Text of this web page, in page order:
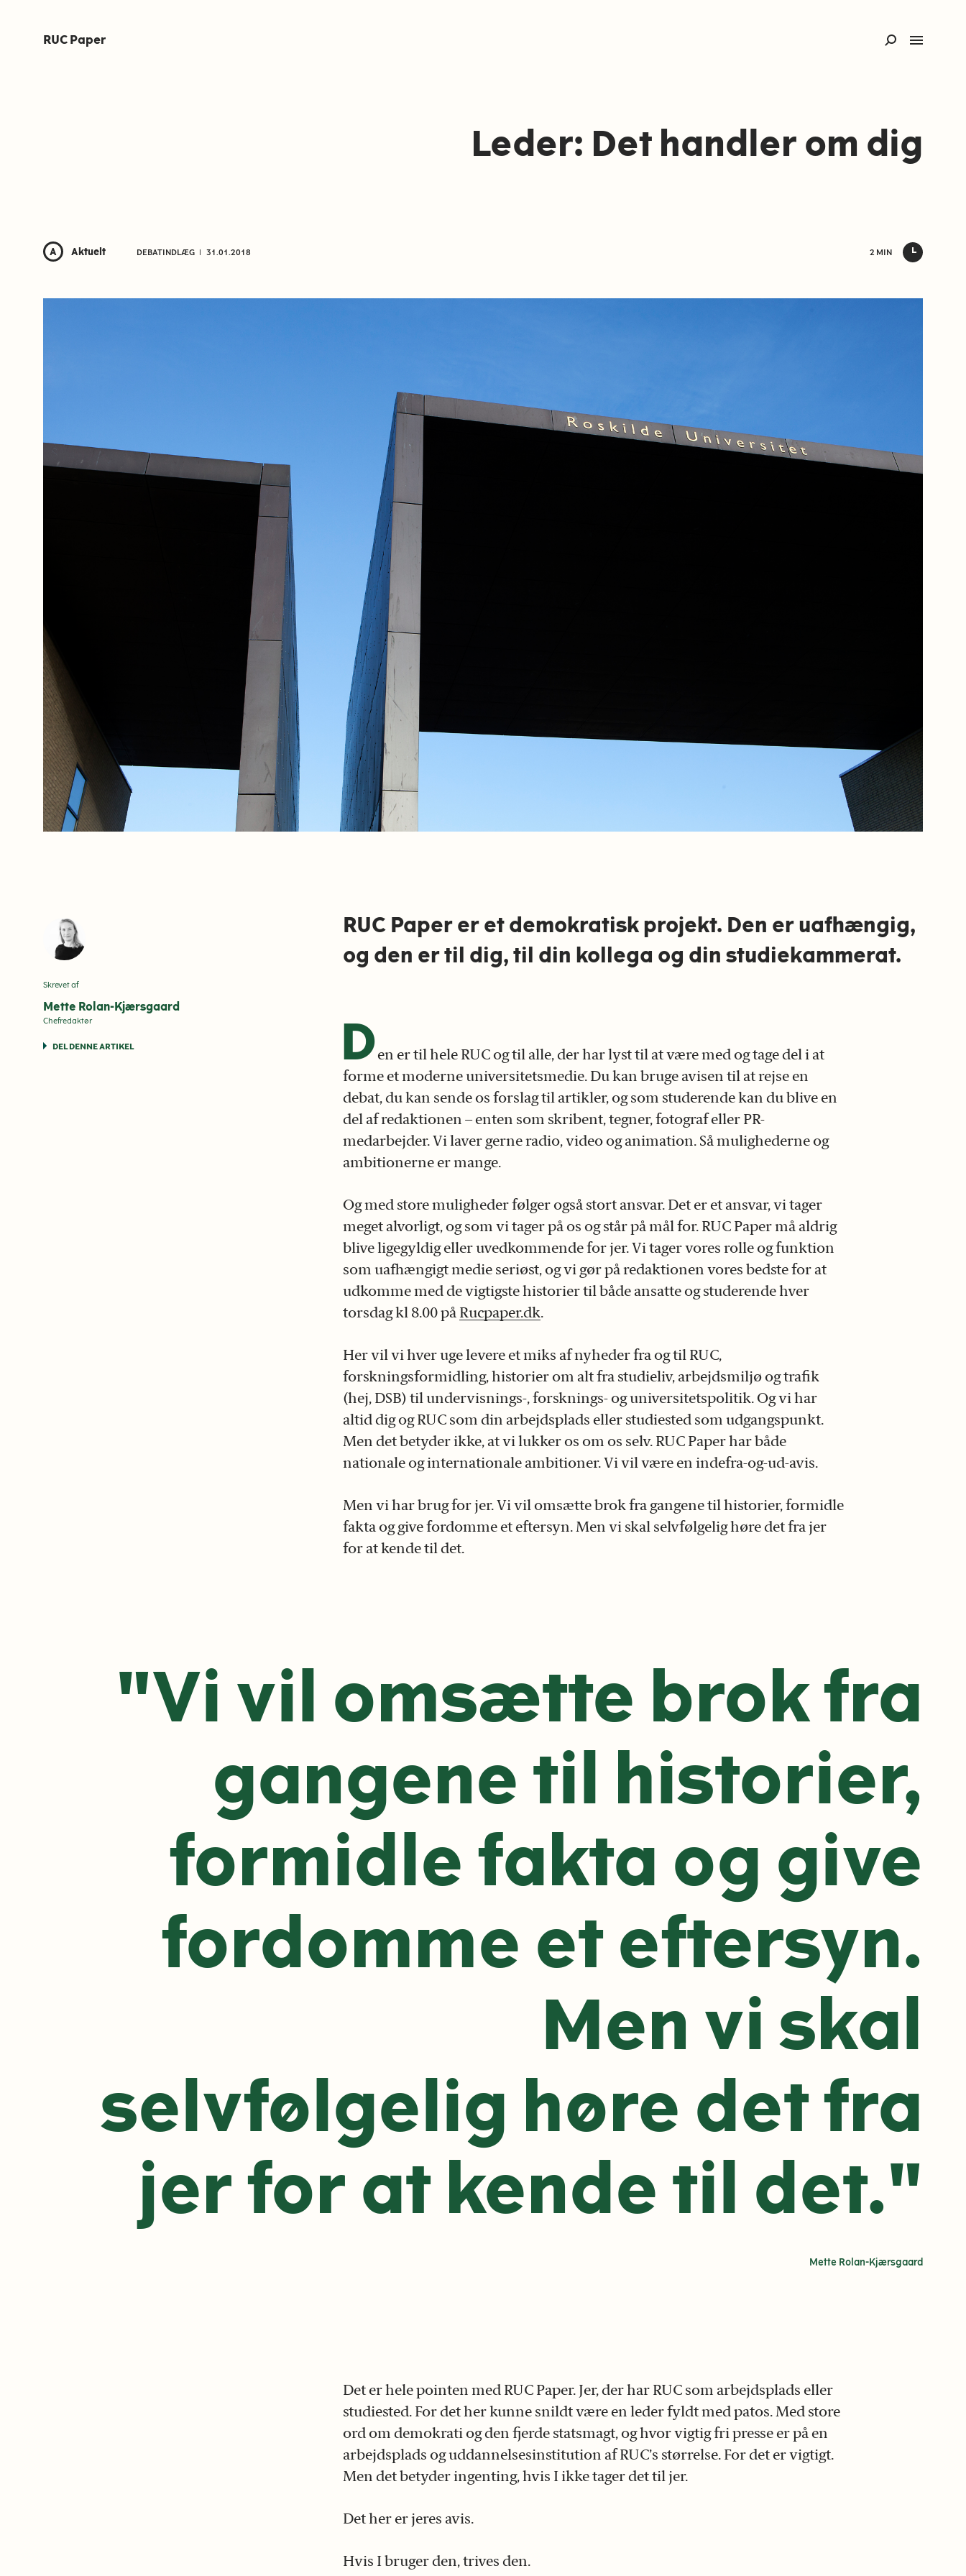
RUC Paper
Leder: Det handler om dig
A Aktuelt DEBATINDLÆG l 31.01.2018 2 MIN
RUC Paper er et demokratisk projekt. Den er uafhængig,
og den er til dig, til din kollega og din studiekammerat.
Skrevet af
Mette Rolan-Kjærsgaard
Chefredaktør
DEL DENNE ARTIKEL Den er til hele RUC og til alle, der har lyst til at være med og tage del i at
forme et moderne universitetsmedie. Du kan bruge avisen til at rejse en
debat, du kan sende os forslag til artikler, og som studerende kan du blive en
del af redaktionen ­– enten som skribent, tegner, fotograf eller PR-
medarbejder. Vi laver gerne radio, video og animation. Så mulighederne og
ambitionerne er mange.
Og med store muligheder følger også stort ansvar. Det er et ansvar, vi tager
meget alvorligt, og som vi tager på os og står på mål for. RUC Paper må aldrig
blive ligegyldig eller uvedkommende for jer. Vi tager vores rolle og funktion
som uafhængigt medie seriøst, og vi gør på redaktionen vores bedste for at
udkomme med de vigtigste historier til både ansatte og studerende hver
torsdag kl 8.00 på Rucpaper.dk.
Her vil vi hver uge levere et miks af nyheder fra og til RUC,
forskningsformidling, historier om alt fra studieliv, arbejdsmiljø og trafik
(hej, DSB) til undervisnings-, forsknings- og universitetspolitik. Og vi har
altid dig og RUC som din arbejdsplads eller studiested som udgangspunkt.
Men det betyder ikke, at vi lukker os om os selv. RUC Paper har både
nationale og internationale ambitioner. Vi vil være en indefra-og-ud-avis.
Men vi har brug for jer. Vi vil omsætte brok fra gangene til historier, formidle
fakta og give fordomme et eftersyn. Men vi skal selvfølgelig høre det fra jer
for at kende til det.
"Vi vil omsætte brok fra
gangene til historier,
formidle fakta og give
fordomme et eftersyn.
Men vi skal
selvfølgelig høre det fra
jer for at kende til det."
Mette Rolan-Kjærsgaard
Det er hele pointen med RUC Paper. Jer, der har RUC som arbejdsplads eller
studiested. For det her kunne snildt være en leder fyldt med patos. Med store
ord om demokrati og den fjerde statsmagt, og hvor vigtig fri presse er på en
arbejdsplads og uddannelsesinstitution af RUC’s størrelse. For det er vigtigt.
Men det betyder ingenting, hvis I ikke tager det til jer.
Det her er jeres avis.
Hvis I bruger den, trives den.